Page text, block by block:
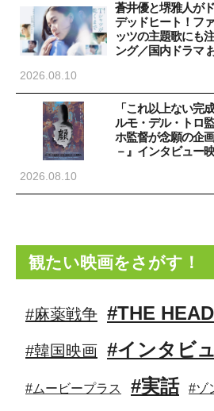
蒼井優と堺雅人が
デッドヒート！フ
ッツの主題歌にも
ング／国内ドラマ
2026.08.10
「これ以上ない完
ルモ・デル・トロ
ホ監督が念願の企
－』インタビュー
2026.08.10
観たい映画をさがす！
#麻薬戦争 #THE HEAD
#韓国映画 #インタビ
#ムービープラス #実話 #ゾ